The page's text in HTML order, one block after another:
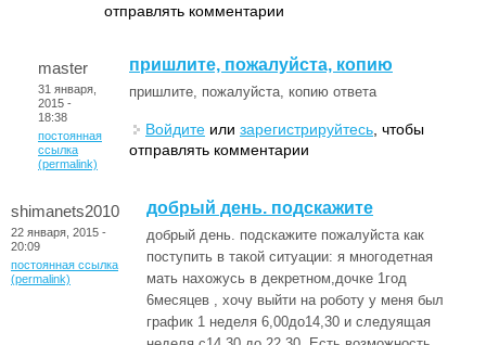
отправлять комментарии
master
31 января,
2015 -
18:38
постоянная
ссылка
(permalink)
пришлите, пожалуйста, копию
пришлите, пожалуйста, копию ответа
Войдите или зарегистрируйтесь , чтобы
отправлять комментарии
shimanets2010
22 января, 2015 -
20:09
постоянная ссылка
(permalink)
добрый день. подскажите
добрый день. подскажите пожалуйста как
поступить в такой ситуации: я многодетная
мать нахожусь в декретном,дочке 1год
6месяцев , хочу выйти на роботу у меня был
график 1 неделя 6,00до14,30 и следуящая